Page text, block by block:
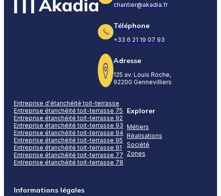
chantier@akadia.fr
Téléphone
+33 6 21 19 07 93
Adresse
125 av. Louis Roche,
92200 Gennevilliers
Entreprise d'étanchéité toit-terrasse
Entreprise étanchéité toit-terrasse 75
Entreprise étanchéité toit-terrasse 92
Entreprise étanchéité toit-terrasse 93
Entreprise étanchéité toit-terrasse 94
Entreprise étanchéité toit-terrasse 95
Entreprise étanchéité toit-terrasse 91
Entreprise étanchéité toit-terrasse 77
Entreprise étanchéité toit-terrasse 78
Explorer
Métiers
Réalisations
Société
Zones
Informations légales